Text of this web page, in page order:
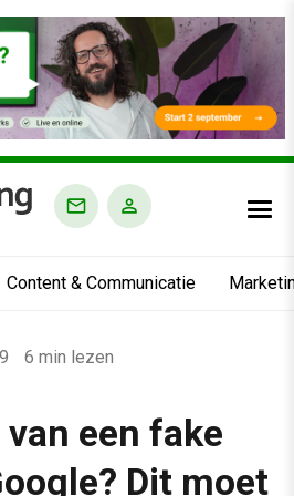
Content & Communicatie
6 min lezen
een fake
Dit moet